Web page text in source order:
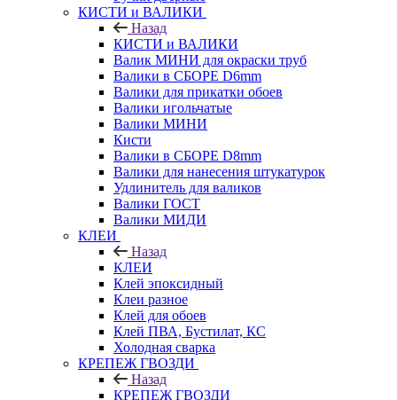
КИСТИ и ВАЛИКИ
Назад
КИСТИ и ВАЛИКИ
Валик МИНИ для окраски труб
Валики в СБОРЕ D6mm
Валики для прикатки обоев
Валики игольчатые
Валики МИНИ
Кисти
Валики в СБОРЕ D8mm
Валики для нанесения штукатурок
Удлинитель для валиков
Валики ГОСТ
Валики МИДИ
КЛЕИ
Назад
КЛЕИ
Клей эпоксидный
Клеи разное
Клей для обоев
Клей ПВА, Бустилат, КС
Холодная сварка
КРЕПЕЖ ГВОЗДИ
Назад
КРЕПЕЖ ГВОЗДИ